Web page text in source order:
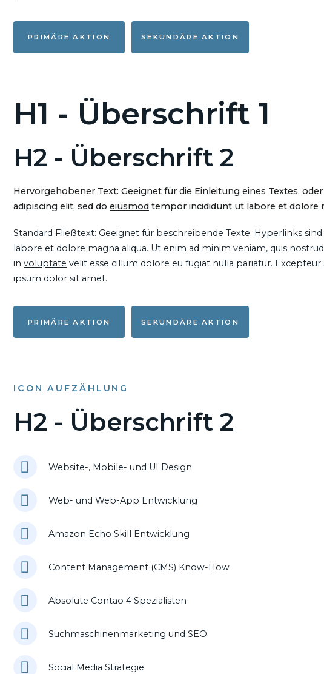
PRIMÄRE AKTION SEKUNDÄRE AKTION
H1 - Überschrift 1
H2 - Überschrift 2
Hervorgehobener Text: Geeignet für die Einleitung eines Textes,
adipiscing elit, sed do eiusmod tempor incididunt ut labore et dolore
Standard Fließtext: Geeignet für beschreibende Texte. Hyperlinks sind
labore et dolore magna aliqua. Ut enim ad minim veniam, quis
in voluptate velit esse cillum dolore eu fugiat nulla pariatur.
ipsum dolor sit amet.
PRIMÄRE AKTION SEKUNDÄRE AKTION
ICON AUFZÄHLUNG
H2 - Überschrift 2
Website-, Mobile- und UI Design
Web- und Web-App Entwicklung
Amazon Echo Skill Entwicklung
Content Management (CMS) Know-How
Absolute Contao 4 Spezialisten
Suchmaschinenmarketing und SEO
Social Media Strategie